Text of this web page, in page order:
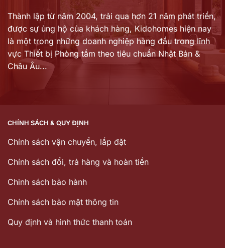
Thành lập từ năm 2004, trải qua hơn 21 năm phát triển,
được sự ủng hộ của khách hàng, Kidohomes hiện nay
là một trong những doanh nghiệp hàng đầu trong lĩnh
vực Thiết bị Phòng tắm theo tiêu chuẩn Nhật Bản &
Châu Âu...
CHÍNH SÁCH & QUY ĐỊNH
Chính sách vận chuyển, lắp đặt
Chính sách đổi, trả hàng và hoàn tiền
Chinh sách bảo hành
Chính sách bảo mật thông tin
Quy định và hình thức thanh toán